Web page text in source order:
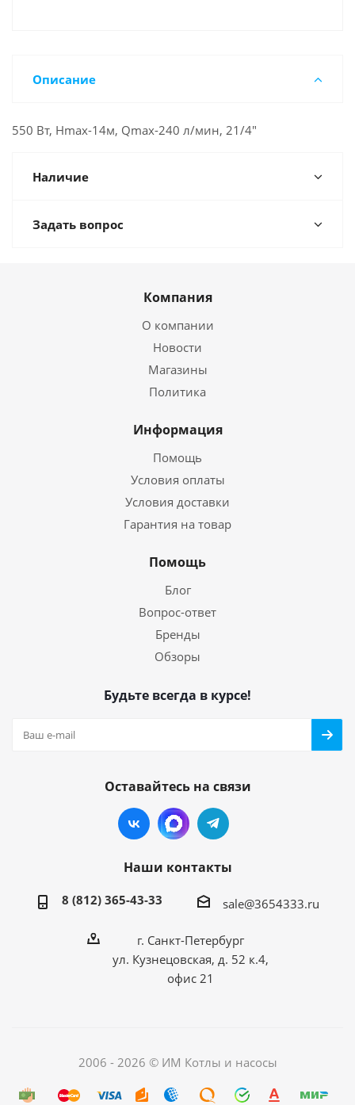
Описание
550 Вт, Hmax-14м, Qmax-240 л/мин, 21/4"
Наличие
Задать вопрос
Компания
О компании
Новости
Магазины
Политика
Информация
Помощь
Условия оплаты
Условия доставки
Гарантия на товар
Помощь
Блог
Вопрос-ответ
Бренды
Обзоры
Будьте всегда в курсе!
Оставайтесь на связи
Наши контакты
8 (812) 365-43-33 sale@3654333.ru
г. Санкт-Петербург
ул. Кузнецовская, д. 52 к.4,
офис 21
2006 - 2026 © ИМ Котлы и насосы